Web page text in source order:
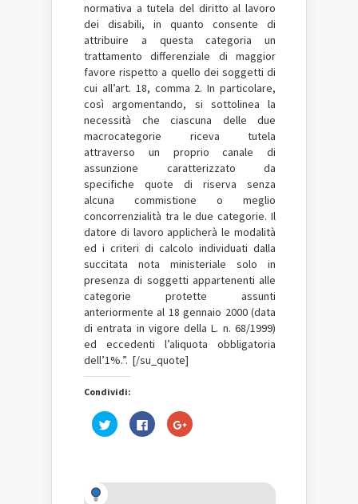
normativa a tutela del diritto al lavoro
dei disabili, in quanto consente di
attribuire a questa categoria un
trattamento differenziale di maggior
favore rispetto a quello dei soggetti di
cui all’art. 18, comma 2. In particolare,
così argomentando, si sottolinea la
necessità che ciascuna delle due
macrocategorie riceva tutela
attraverso un proprio canale di
assunzione caratterizzato da
specifiche quote di riserva senza
alcuna commistione o meglio
concorrenzialità tra le due categorie. Il
datore di lavoro applicherà le modalità
ed i criteri di calcolo individuati dalla
succitata nota ministeriale solo in
presenza di soggetti appartenenti alle
categorie protette assunti
anteriormente al 18 gennaio 2000 (data
di entrata in vigore della L. n. 68/1999)
ed eccedenti l’aliquota obbligatoria
dell’1%.”. [/su_quote]
Condividi:
Fai
clic
Fai
clic
Fai
clic